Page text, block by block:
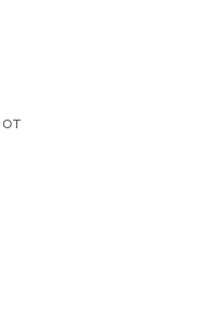
от